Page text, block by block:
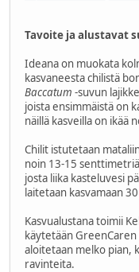
Tavoite ja alustavat
Ideana on muokata
kasvaneesta chilistä
Baccatum -suvun
joista ensimmäistä on
näillä kasveilla on ikää
Chilit istutetaan
noin 13-15
josta liika kasteluvesi
laitetaan kasvamaan
Kasvualustana toimii
käytetään
aloitetaan melko pian,
ravinteita.